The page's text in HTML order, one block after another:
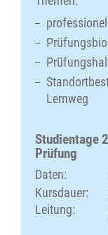
Lernweg
Studientage
Prüfung
Daten:
Kursdauer:
Leitung: